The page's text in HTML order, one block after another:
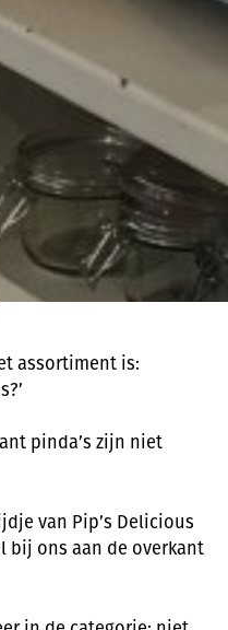
assortiment is:
pinda’s zijn niet
van Pip’s Delicious
bij ons aan de overkant